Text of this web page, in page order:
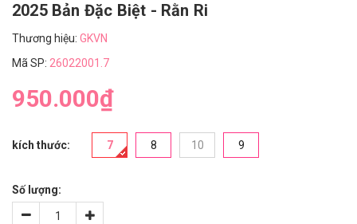
2025 Bản Đặc Biệt - Rằn Ri
Thương hiệu: GKVN
Mã SP: 26022001.7
950.000₫
kích thước: 7 8 10 9
Số lượng: